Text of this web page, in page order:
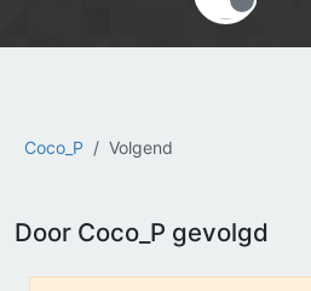
Coco_P Volgend
Offline
Door Coco_P gevolgd